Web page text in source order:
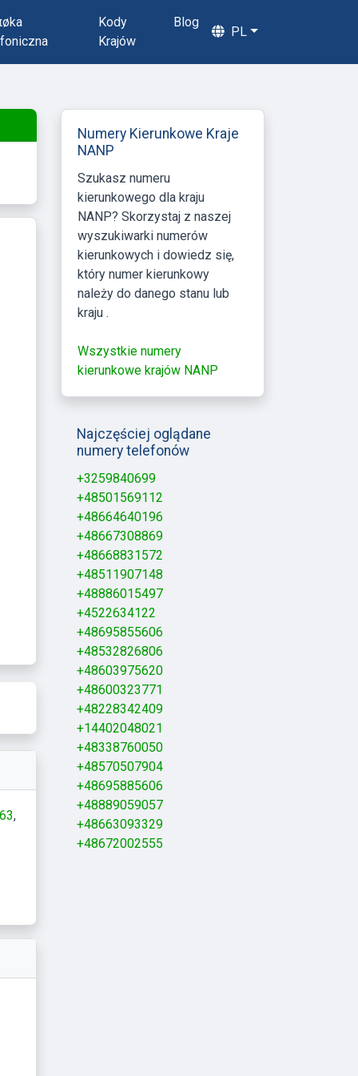
Kody
Krajów
Blog
PL
63
Numery Kierunkowe Kraje
NANP
Szukasz numeru
kierunkowego dla kraju
NANP? Skorzystaj z naszej
wyszukiwarki numerów
kierunkowych i dowiedz się,
który numer kierunkowy
należy do danego stanu lub
kraju .
Wszystkie numery
kierunkowe krajów NANP
Najczęściej oglądane
numery telefonów
+3259840699
+48501569112
+48664640196
+48667308869
+48668831572
+48511907148
+48886015497
+4522634122
+48695855606
+48532826806
+48603975620
+48600323771
+48228342409
+14402048021
+48338760050
+48570507904
+48695885606
+48889059057
+48663093329
+48672002555